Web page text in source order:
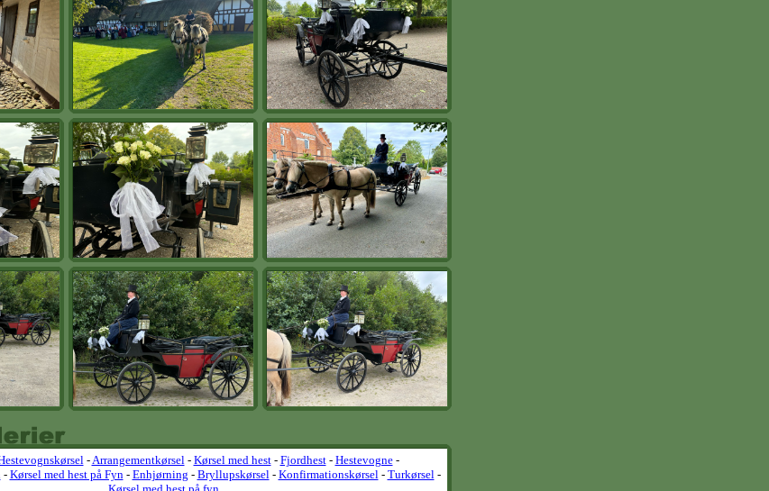
-Arrangementkørsel- Kørsel med hest- Fjordhest- Hestevogne-
- Kørsel med hest på Fyn- Enhjørning - Bryllupskørsel- Konfirmationskørsel- Turkørsel-